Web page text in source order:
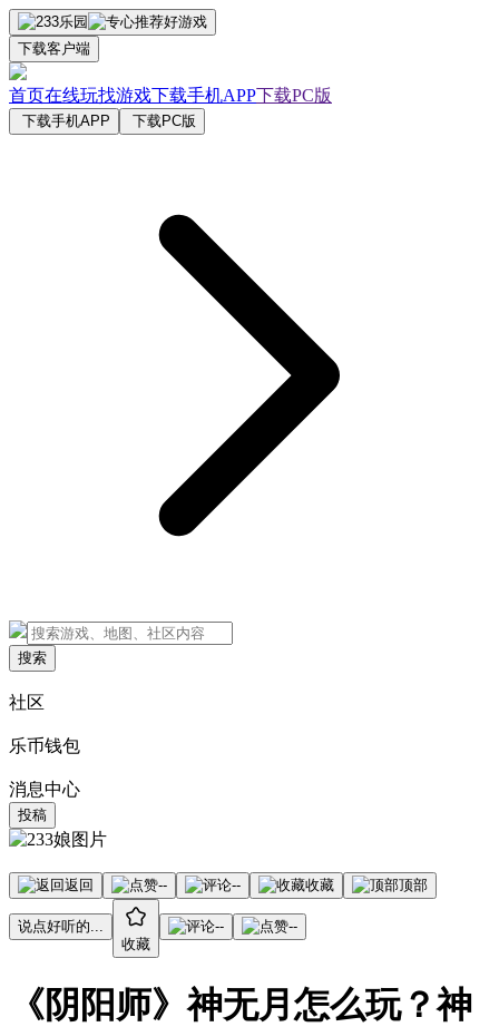
下载客户端
首页在线玩找游戏下载手机APP下载PC版
下载手机APP 下载PC版
搜索
社区
乐币钱包
消息中心
投稿
返回 -- -- 收藏 顶部
说点好听的...
收藏
-- --
《阴阳师》神无月怎么玩？神